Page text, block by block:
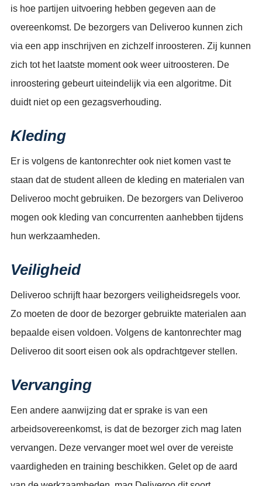
is hoe partijen uitvoering hebben gegeven aan de
overeenkomst. De bezorgers van Deliveroo kunnen zich
via een app inschrijven en zichzelf inroosteren. Zij kunnen
zich tot het laatste moment ook weer uitroosteren. De
inroostering gebeurt uiteindelijk via een algoritme. Dit
duidt niet op een gezagsverhouding.
Kleding
Er is volgens de kantonrechter ook niet komen vast te
staan dat de student alleen de kleding en materialen van
Deliveroo mocht gebruiken. De bezorgers van Deliveroo
mogen ook kleding van concurrenten aanhebben tijdens
hun werkzaamheden.
Veiligheid
Deliveroo schrijft haar bezorgers veiligheidsregels voor.
Zo moeten de door de bezorger gebruikte materialen aan
bepaalde eisen voldoen. Volgens de kantonrechter mag
Deliveroo dit soort eisen ook als opdrachtgever stellen.
Vervanging
Een andere aanwijzing dat er sprake is van een
arbeidsovereenkomst, is dat de bezorger zich mag laten
vervangen. Deze vervanger moet wel over de vereiste
vaardigheden en training beschikken. Gelet op de aard